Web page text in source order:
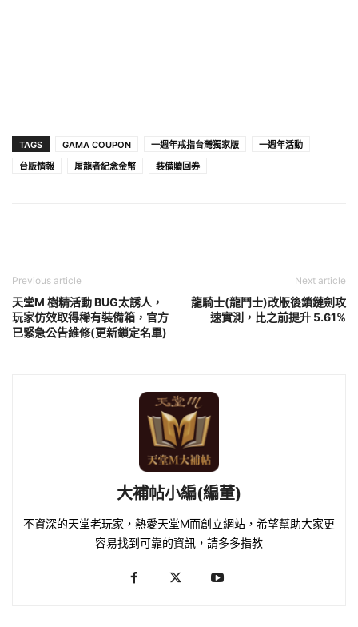
TAGS GAMA COUPON 一週年戒指台灣獨家版
一週年活動
台版情報
屠龍者紀念金幣 裝備贖回券
Previous article
天堂M 樹精活動 BUG太誘人，
玩家仿效取得稀有裝備箱，官方
已緊急公告維修(更新鎖定名單)
Next article
龍騎士(龍鬥士)改版後鎖鏈劍攻
速實測，比之前提升 5.61%
大補帖小編(編董)
不資深的天堂老玩家，熱愛天堂M而創立網站，希望幫助大家更
容易找到可靠的資訊，請多多指教